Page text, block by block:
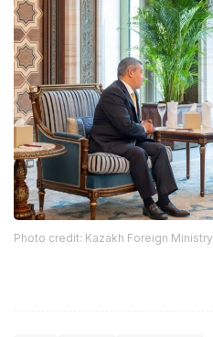
Photo credit: Kazakh Foreign Ministry